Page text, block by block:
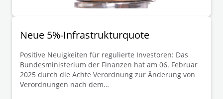
Neue 5%-Infrastrukturquote
Positive Neuigkeiten für regulierte Investoren: Das
Bundesministerium der Finanzen hat am 06. Februar
2025 durch die Achte Verordnung zur Änderung von
Verordnungen nach dem